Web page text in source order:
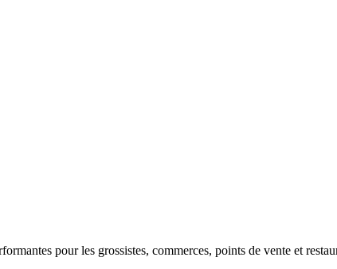
pour les grossistes, commerces, points de vente et